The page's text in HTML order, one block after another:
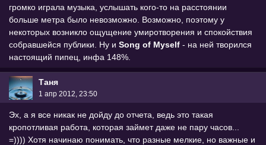
громко играла музыка, услышать кого-то на расстоянии
больше метра было невозможно. Возможно, поэтому у
некоторых возникло ощущение умиротворения и спокойствия
собравшейся публики. Ну и Song of Myself - на ней творился
настоящий пипец, инфа 148%.
Таня
1 апр 2012, 23:50
Эх, а я все никак не дойду до отчета, ведь это такая
кропотливая работа, которая займет даже не пару часов...
=)))) Хотя начинаю понимать, что разные мелкие, но важные и